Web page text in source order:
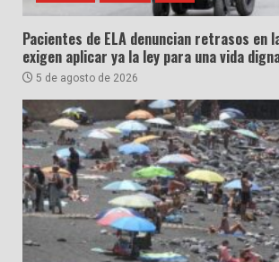
Pacientes de ELA denuncian retrasos en
exigen aplicar ya la ley para una vida
5 de agosto de 2026